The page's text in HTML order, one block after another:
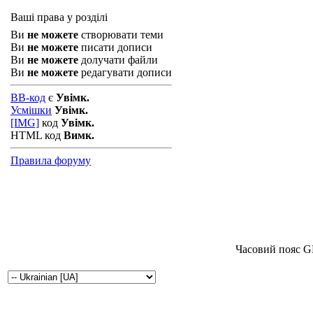
Ваші права у розділі
Ви не можете створювати теми
Ви не можете писати дописи
Ви не можете долучати файли
Ви не можете редагувати дописи
BB-код є Увімк.
Усмішки Увімк.
[IMG] код Увімк.
HTML код Вимк.
Правила форуму
Часовий пояс